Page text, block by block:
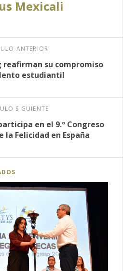
Mexicali
ANTERIOR
reafirman su compromiso
estudiantil
SIGUIENTE
en el 9.º Congreso
la Felicidad en España